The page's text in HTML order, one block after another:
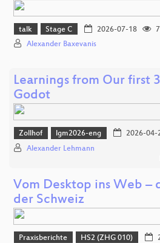
talk Stage C 2026-07-18
Alexander Baxevanis
Learnings from Our first
Godot
Zollhof lgm2026-eng 2026-04-
Alexander Lehmann
Vom Desktop ins Web –
der Schweiz
Praxisberichte HS2 (ZHG 010)